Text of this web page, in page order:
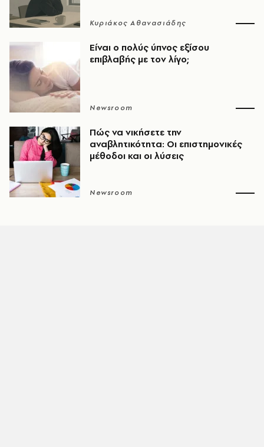
Κυριάκος Αθανασιάδης
Είναι ο πολύς ύπνος εξίσου
επιβλαβής με τον λίγο;
Newsroom
Πώς να νικήσετε την
αναβλητικότητα: Οι επιστημονικές
μέθοδοι και οι λύσεις
Newsroom